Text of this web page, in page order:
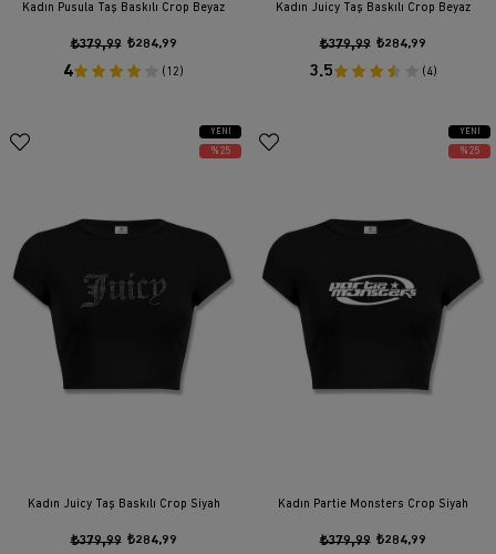
Kadın Pusula Taş Baskılı Crop Beyaz
₺284,99
₺379,99
4 (12)
Kadın Juicy Taş Baskılı Crop Beyaz
₺284,99
₺379,99
3.5 (4)
Kadın Juicy Taş Baskılı Crop Siyah
₺284,99
₺379,99
YENI
ÜRÜN
%25
Kadın Partie Monsters Crop Siyah
₺284,99
₺379,99
YENI
ÜRÜN
%25